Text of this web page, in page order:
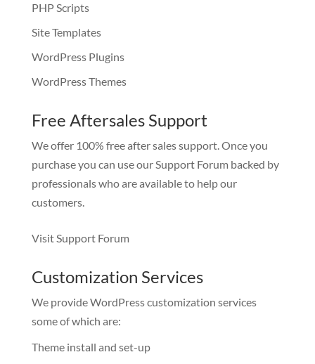
PHP Scripts
Site Templates
WordPress Plugins
WordPress Themes
Free Aftersales Support
We offer 100% free after sales support. Once you
purchase you can use ourSupport Forumbacked by
professionals who are available to help our
customers.
Visit Support Forum
Customization Services
We provide WordPress customization services
some of which are:
Theme install and set-up